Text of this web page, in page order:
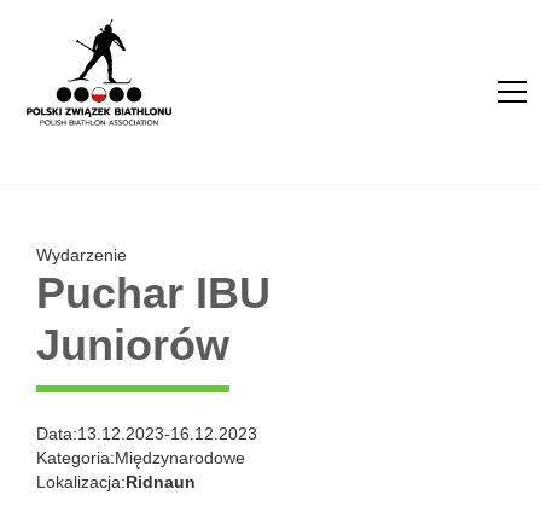
Wydarzenie
Puchar IBU
Juniorów
Data:13.12.2023-16.12.2023
Kategoria:Międzynarodowe
Lokalizacja:Ridnaun